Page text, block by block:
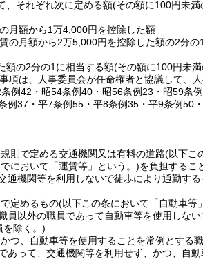
それぞれ次に定める額(その額に100円未
月額から1万4,000円を控除した額
月額から2万5,000円を控除した額の2分の1
額の2分の1に相当する額(その額に100円未
は、人事委員会が任命権者と協議して、人
例42・昭54条例40・昭56条例23・昭59条
37・平7条例55・平8条例35・平9条例50
則で定める交通機関又は有料の道路(以下こ
でにおいて「運賃等」という。)を負担するこ
機関等を利用しないで徒歩により通勤す
定めるもの(以下この条において「自動車等
以外の職員であって自動車等を使用しな
を除く。)
つ、自動車等を使用することを常例とする
って、交通機関等を利用せず、かつ、自